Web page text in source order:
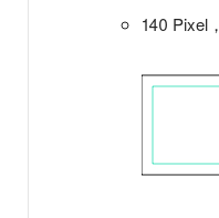
140 Pixel